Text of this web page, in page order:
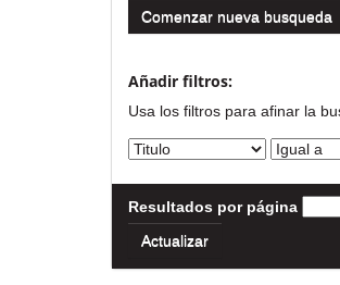
Comenzar nueva busqueda
Añadir filtros:
Usa los filtros para afinar la
Resultados por página